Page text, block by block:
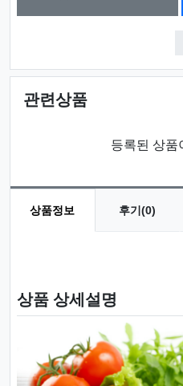
관련상품
등록된 상품
상품정보 후기(0)
상품 상세설명